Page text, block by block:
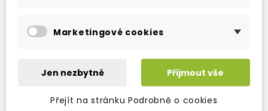
1 731 Kč -17% 1 437 Kč 1 731 Kč 1 437 Kč
Marketingové cookies
Jen nezbytné Přijmout vše
Přejít na stránku Podrobně o cookies